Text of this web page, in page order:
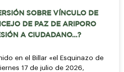
SOBRE VÍNCULO DE
DE PAZ DE ARIPORO
A CIUDADANO…?
en el Billar «el Esquinazo de
17 de julio de 2026,